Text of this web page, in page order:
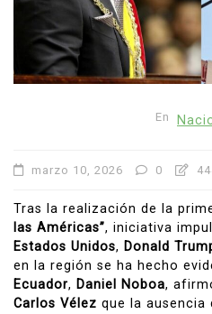
En
marzo 10, 2026 0
Tras la realización de la
las Américas”, iniciativa
Estados Unidos, Donald
en la región se ha hecho
Ecuador, Daniel Noboa,
Carlos Vélez que la ausencia